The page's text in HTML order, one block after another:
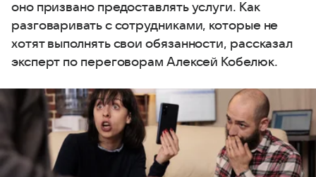
оно призвано предоставлять услуги. Как
разговаривать с сотрудниками, которые не
хотят выполнять свои обязанности, рассказал
эксперт по переговорам Алексей Кобелюк.